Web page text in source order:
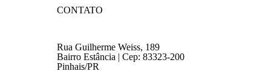
CONTATO
Rua Guilherme Weiss, 189
Bairro Estância | Cep: 83323-200
Pinhais/PR